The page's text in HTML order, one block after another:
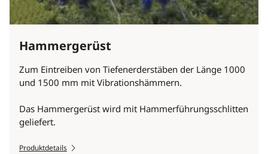
Hammergerüst
Zum Eintreiben von Tiefenerderstäben der Länge 1000
und 1500 mm mit Vibrationshämmern.
Das Hammergerüst wird mit Hammerführungsschlitten
geliefert.
Produktdetails